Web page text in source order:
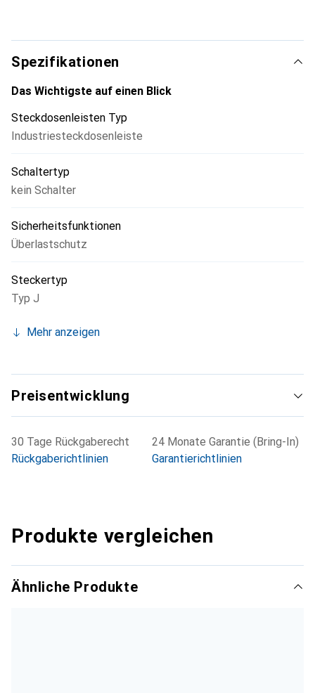
Spezifikationen
Das Wichtigste auf einen Blick
Steckdosenleisten Typ
Industriesteckdosenleiste
Schaltertyp
kein Schalter
Sicherheitsfunktionen
Überlastschutz
Steckertyp
Typ J
Mehr anzeigen
Preisentwicklung
30 Tage Rückgaberecht
Rückgaberichtlinien
24 Monate Garantie (Bring-In)
Garantierichtlinien
Produkte vergleichen
Ähnliche Produkte